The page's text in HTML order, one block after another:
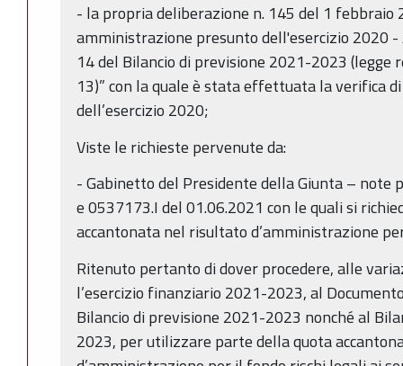
- la propria deliberazione n. 145 del 1 febbraio
amministrazione presunto dell'esercizio 2020
14 del Bilancio di previsione 2021-2023 (legge
13)” con la quale è stata effettuata la verifica
dell’esercizio 2020;
Viste le richieste pervenute da:
- Gabinetto del Presidente della Giunta – note
e 0537173.I del 01.06.2021 con le quali si
accantonata nel risultato d’amministrazione
Ritenuto pertanto di dover procedere, alle
l’esercizio finanziario 2021-2023, al
Bilancio di previsione 2021-2023 nonché al
2023, per utilizzare parte della quota